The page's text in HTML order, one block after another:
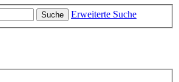
Suche Erweiterte Suche